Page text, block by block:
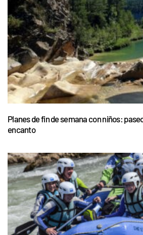
Planes de fin de semana con niños:
encanto